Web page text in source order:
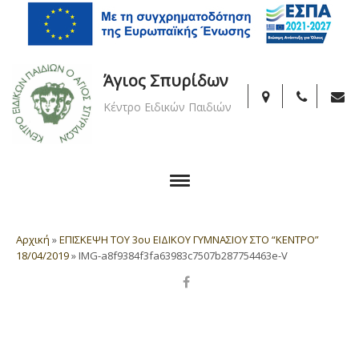
Άγιος Σπυρίδων
Κέντρο Ειδικών Παιδιών
Αρχική »ΕΠΙΣΚΕΨΗ ΤΟΥ 3ου ΕΙΔΙΚΟΥ ΓΥΜΝΑΣΙΟΥ ΣΤΟ “ΚΕΝΤΡΟ”
18/04/2019»IMG-a8f9384f3fa63983c7507b287754463e-V